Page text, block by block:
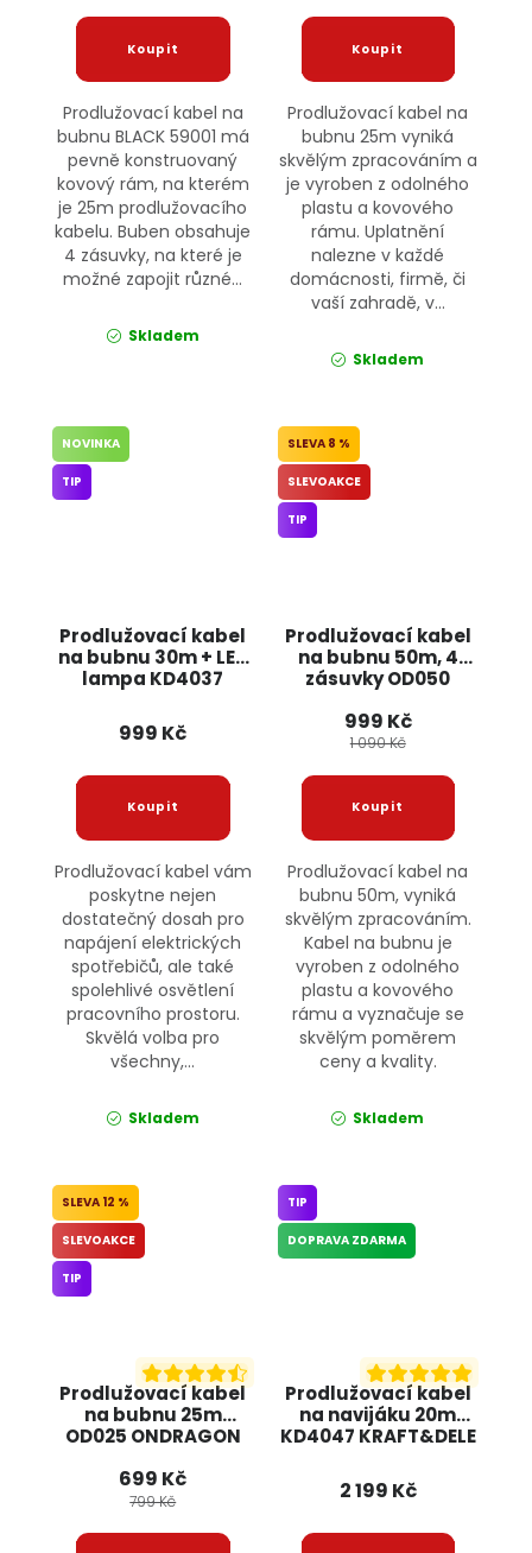
Prodlužovací kabel na
bubnu BLACK 59001 má
pevně konstruovaný
kovový rám, na kterém
je 25m prodlužovacího
kabelu. Buben obsahuje
4 zásuvky, na které je
možné zapojit různé...
Skladem
Prodlužovací kabel na
bubnu 25m vyniká
skvělým zpracováním a
je vyroben z odolného
plastu a kovového
rámu. Uplatnění
nalezne v každé
domácnosti, firmě, či
vaší zahradě, v...
Skladem
Prodlužovací kabel
na bubnu 30m + LED
lampa KD4037
NOVINKA
TIP
999 Kč
Prodlužovací kabel vám
poskytne nejen
dostatečný dosah pro
napájení elektrických
spotřebičů, ale také
spolehlivé osvětlení
pracovního prostoru.
Skvělá volba pro
všechny,...
Skladem
Prodlužovací kabel
na bubnu 50m, 4
zásuvky OD050
8 %
SLEVOAKCE
TIP
999 Kč
1 090 Kč
Prodlužovací kabel na
bubnu 50m, vyniká
skvělým zpracováním.
Kabel na bubnu je
vyroben z odolného
plastu a kovového
rámu a vyznačuje se
skvělým poměrem
ceny a kvality.
Skladem
Prodlužovací kabel
na bubnu 25m
OD025 ONDRAGON
12 %
SLEVOAKCE
TIP
699 Kč
799 Kč
Prodlužovací kabel
na navijáku 20m
KD4047 KRAFT&DELE
TIP
DOPRAVA ZDARMA
2 199 Kč